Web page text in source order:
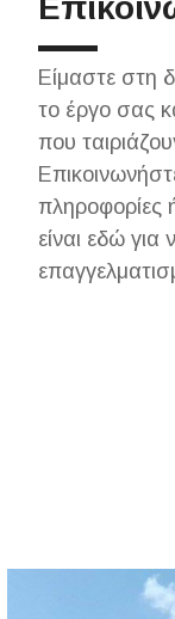
Είμαστε στη
το έργο σας
που
πληροφορίες
είναι εδώ